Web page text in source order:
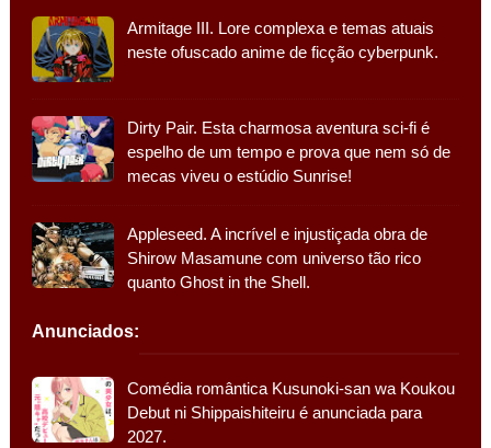
Armitage III. Lore complexa e temas atuais
neste ofuscado anime de ficção cyberpunk.
Dirty Pair. Esta charmosa aventura sci-fi é
espelho de um tempo e prova que nem só de
mecas viveu o estúdio Sunrise!
Appleseed. A incrível e injustiçada obra de
Shirow Masamune com universo tão rico
quanto Ghost in the Shell.
Anunciados:
Comédia romântica Kusunoki-san wa Koukou
Debut ni Shippaishiteiru é anunciada para
2027.